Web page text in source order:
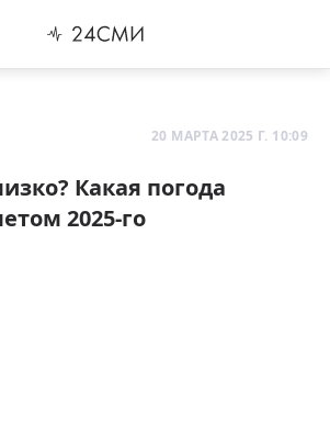
20 МАРТА 2025 Г. 10:09
Какая погода
2025-го